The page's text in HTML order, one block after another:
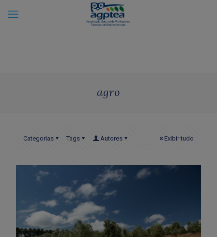
agro
Categorias Tags Autores Exibir tudo